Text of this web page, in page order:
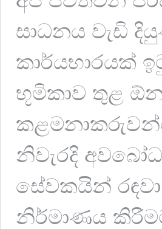
සාධනය වැඩි
කාර්යභාරයක්
භූමිකාව තුළ
නිවැරදි
සේවකයින්
නිර්මාණය